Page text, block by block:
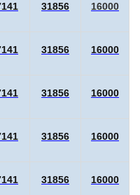
31856 16000
31856 16000
31856 16000
31856 16000
31856 16000